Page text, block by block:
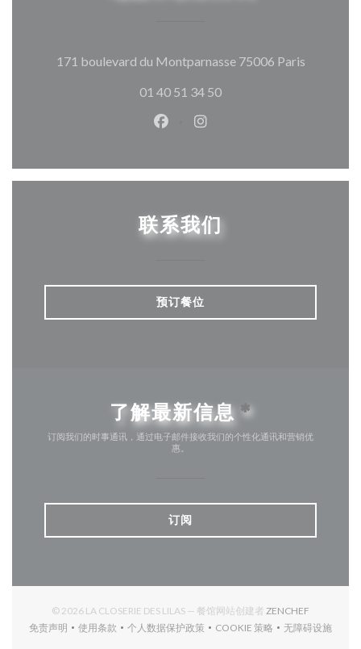
171 boulevard du Montparnasse 75006 Paris((在新窗
01 40 51 34 50
Facebook ((在新窗口中打开))
Instagram ((在新窗口中
联系我们
预订餐位
了解最新信息 *
订阅我们的时事通讯，通过电子邮件接收我们的个性化通讯和营销优
惠。
订阅
© 2026 LA CLOSERIE DES LILAS — 餐馆网站创建者 ZENCHEF
免责声明
((在新窗口中打开))
使用条款
((在新窗口中打开))
个人数据保护政策
((在新窗口中打开))
COOKIE 策略
((在新窗口中打开))
无障碍设施
((在新窗口